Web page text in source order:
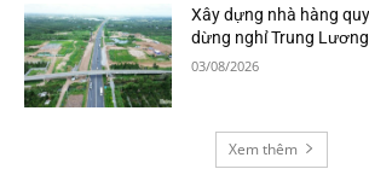
Xây dựng nhà hàng
dừng nghỉ Trung
03/08/2026
Xem thêm